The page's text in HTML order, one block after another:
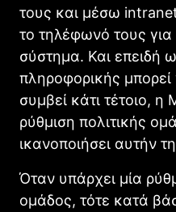
τους και μέσω
το τηλέφωνό τους
σύστημα. Και επειδή
πληροφορικής
συμβεί κάτι τέτοιο,
ρύθμιση πολιτικής
ικανοποιήσει αυτήν
Όταν υπάρχει μία
ομάδος, τότε κατά